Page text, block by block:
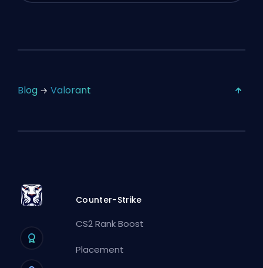
Blog Valorant
Counter-Strike
CS2 Rank Boost
Placement